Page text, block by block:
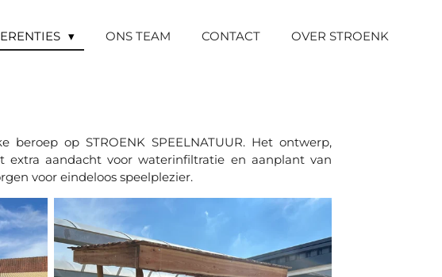
ONS TEAM CONTACT OVER STROENK
op STROENK SPEELNATUUR. Het ontwerp,
aandacht voor waterinfiltratie en aanplant van
voor eindeloos speelplezier.